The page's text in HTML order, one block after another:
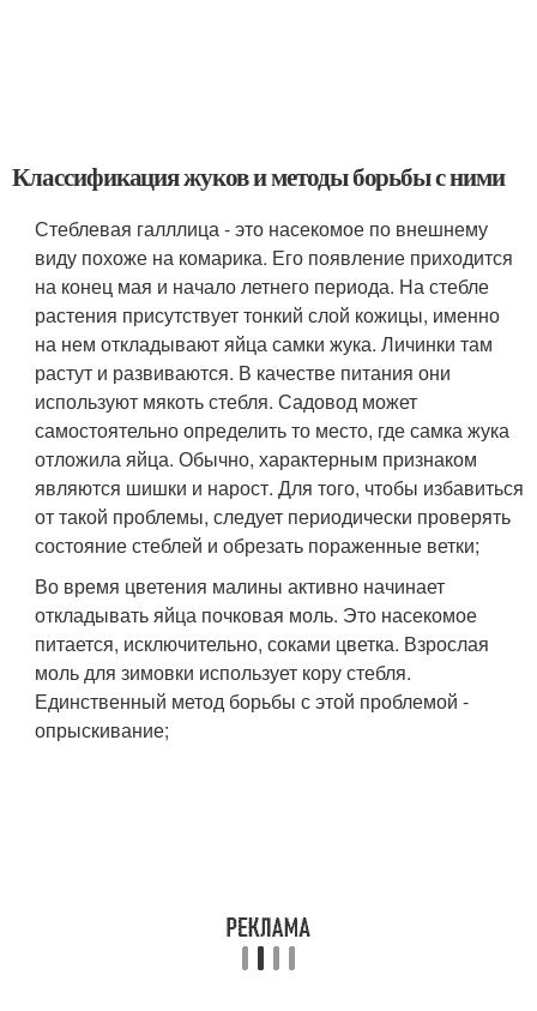
Классификация жуков и методы борьбы с ними
Стеблевая галллица - это насекомое по внешнему
виду похоже на комарика. Его появление приходится
на конец мая и начало летнего периода. На стебле
растения присутствует тонкий слой кожицы, именно
на нем откладывают яйца самки жука. Личинки там
растут и развиваются. В качестве питания они
используют мякоть стебля. Садовод может
самостоятельно определить то место, где самка жука
отложила яйца. Обычно, характерным признаком
являются шишки и нарост. Для того, чтобы избавиться
от такой проблемы, следует периодически проверять
состояние стеблей и обрезать пораженные ветки;
Во время цветения малины активно начинает
откладывать яйца почковая моль. Это насекомое
питается, исключительно, соками цветка. Взрослая
моль для зимовки использует кору стебля.
Единственный метод борьбы с этой проблемой -
опрыскивание;